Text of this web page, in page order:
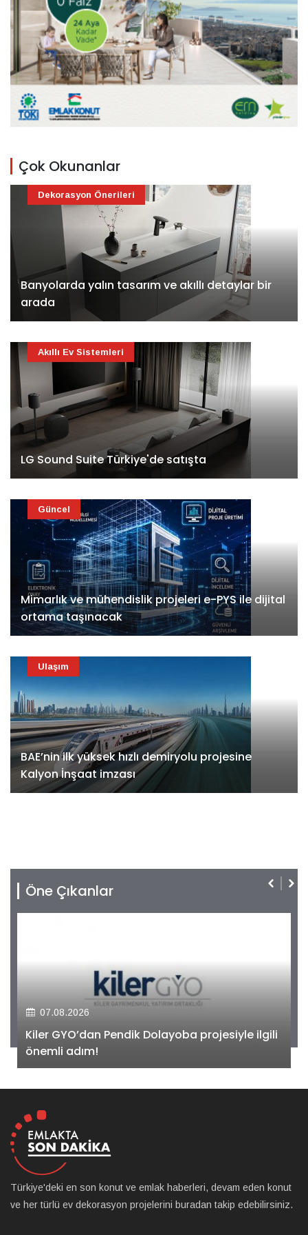
Çok Okunanlar
Banyolarda yalın tasarım ve akıllı detaylar bir
arada
Dekorasyon Önerileri
LG Sound Suite Türkiye'de satışta
Akıllı Ev Sistemleri
Mimarlık ve mühendislik projeleri e-PYS ile dijital
ortama taşınacak
Güncel
BAE’nin ilk yüksek hızlı demiryolu projesine
Kalyon İnşaat imzası
Ulaşım
Öne Çıkanlar
07.08.2026
Kiler GYO’dan Pendik Dolayoba projesiyle ilgili
önemli adım!
Türkiye'deki en son konut ve emlak haberleri, devam eden konut
ve her türlü ev dekorasyon projelerini buradan takip edebilirsiniz.